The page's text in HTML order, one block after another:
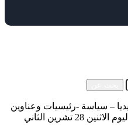
– سياسة -رئيسيات وعناوين
الصحف الصادرة في بيروت صباح اليوم الاثنين 28 تشرين الثاني